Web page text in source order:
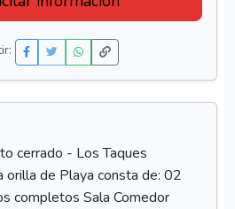
cerrado - Los Taques
orilla de Playa consta de: 02
completos Sala Comedor